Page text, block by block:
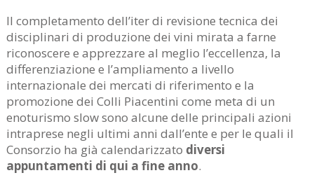
Il completamento dell’iter di revisione tecnica dei
disciplinari di produzione dei vini mirata a farne
riconoscere e apprezzare al meglio l’eccellenza, la
differenziazione e l’ampliamento a livello
internazionale dei mercati di riferimento e la
promozione dei Colli Piacentini come meta di un
enoturismo slow sono alcune delle principali azioni
intraprese negli ultimi anni dall’ente e per le quali il
Consorzio ha già calendarizzato diversi
appuntamenti di qui a fine anno.